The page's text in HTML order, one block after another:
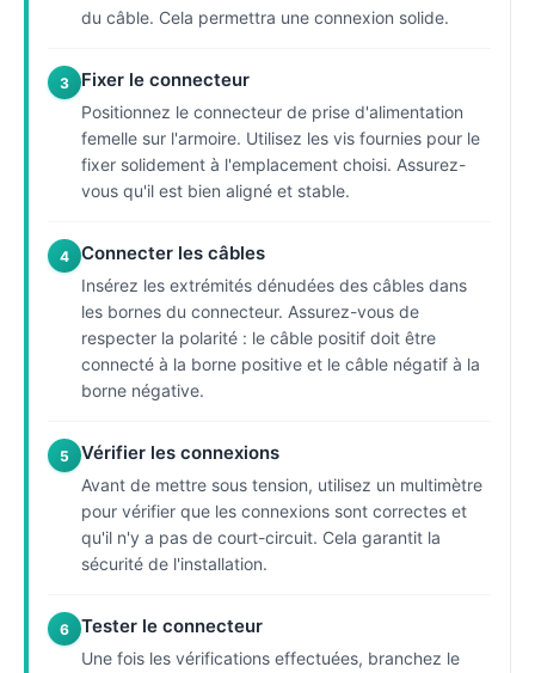
du câble. Cela permettra une connexion solide.
3 Fixer le connecteur
Positionnez le connecteur de prise d'alimentation
femelle sur l'armoire. Utilisez les vis fournies pour le
fixer solidement à l'emplacement choisi. Assurez-
vous qu'il est bien aligné et stable.
4 Connecter les câbles
Insérez les extrémités dénudées des câbles dans
les bornes du connecteur. Assurez-vous de
respecter la polarité : le câble positif doit être
connecté à la borne positive et le câble négatif à la
borne négative.
5 Vérifier les connexions
Avant de mettre sous tension, utilisez un multimètre
pour vérifier que les connexions sont correctes et
qu'il n'y a pas de court-circuit. Cela garantit la
sécurité de l'installation.
6 Tester le connecteur
Une fois les vérifications effectuées, branchez le